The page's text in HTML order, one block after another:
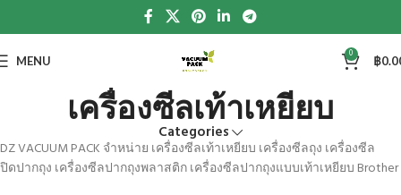
MENU 0 ฿
เครื่องซีลเท้าเหยียบ
Categories
DZ VACUUM PACK จำหน่าย เครื่องซีลเท้าเหยียบ เครื่องซีลถุง เครื่องซีล
ปิดปากถุง เครื่องซีลปากถุงพลาสติก เครื่องซีลปากถุงแบบเท้าเหยียบ Brother